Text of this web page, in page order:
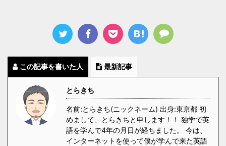
この記事を書いた人 最新記事
とらきち
名前:とらきち(ニックネーム) 出身:東京都 初
めまして、とらきちと申します！！ 独学で英
語を学んで4年の月日が経ちました。 今は、
インターネットを使って僕が学んで来た英語